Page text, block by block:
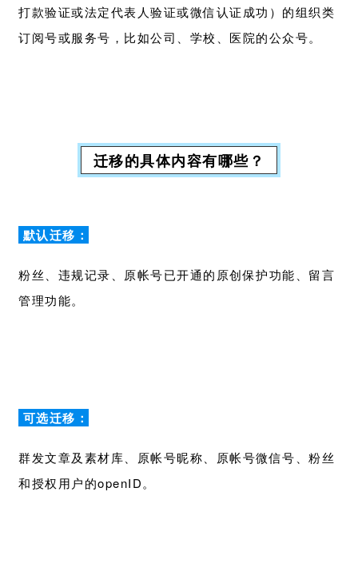
打款验证或法定代表人验证或微信认证成功）的组织类
订阅号或服务号，比如公司、学校、医院的公众号。
迁移的具体内容有哪些？
默认迁移：
粉丝、违规记录、原帐号已开通的原创保护功能、留言
管理功能。
可选迁移：
群发文章及素材库、原帐号昵称、原帐号微信号、粉丝
和授权用户的openID。